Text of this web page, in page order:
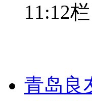
11:12栏
青岛良